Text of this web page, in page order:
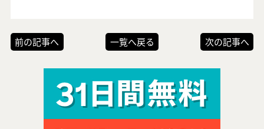
前の記事へ 一覧へ戻る 次の記事へ